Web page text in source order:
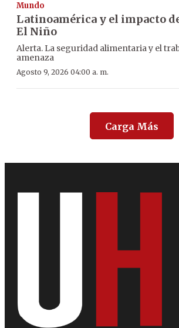
Mundo
Latinoamérica y el impacto
El Niño
Alerta. La seguridad alimentaria y el
amenaza
Agosto 9, 2026 04:00 a. m.
Carga Más